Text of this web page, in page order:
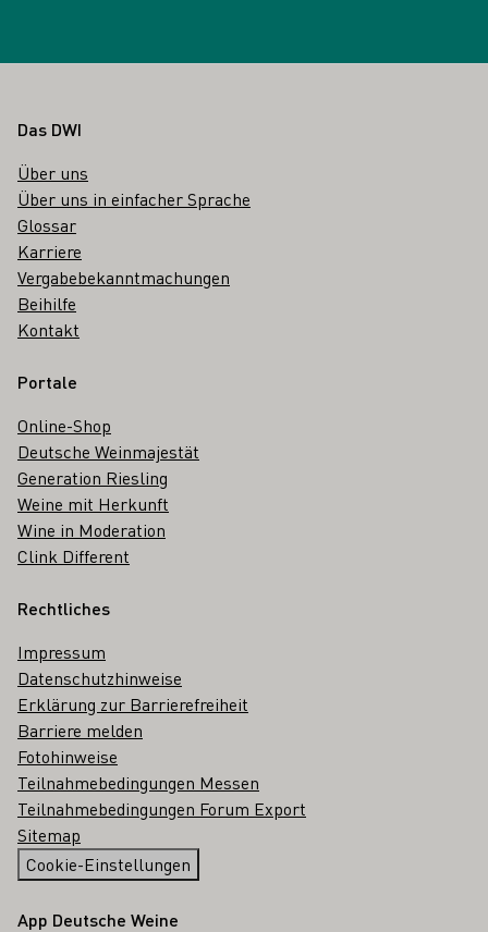
Fußbereich
Das DWI
Über uns
Über uns in einfacher Sprache
Glossar
Karriere
Vergabebekanntmachungen
Beihilfe
Kontakt
Portale
Online-Shop
Deutsche Weinmajestät
Generation Riesling
Weine mit Herkunft
Wine in Moderation
Clink Different
Rechtliches
Impressum
Datenschutzhinweise
Erklärung zur Barrierefreiheit
Barriere melden
Fotohinweise
Teilnahmebedingungen Messen
Teilnahmebedingungen Forum Export
Sitemap
Cookie-Einstellungen
App Deutsche Weine